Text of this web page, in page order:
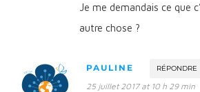
Je me demandais ce que
autre chose ?
PAULINE RÉPONDRE
25 juillet 2017 at 10 h 29 min